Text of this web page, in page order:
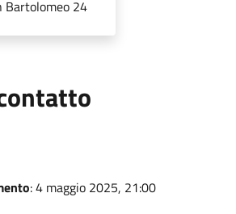
Bartolomeo 24
: 4 maggio 2025, 21:00